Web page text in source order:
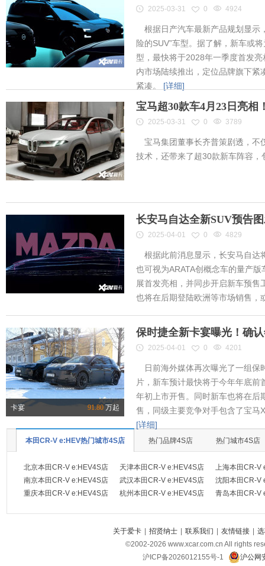
2025-03-31 0 4924
根据日产汽车最新产品规划显示
险的SUV”车型。据了解，新车或
型，最快将于2028年一季度首发
内市场陆续推出，定位品牌旗下紧
紧凑。 [详细]
宝马超30款车4月23日亮
2025-03-31 0 3789
宝马集团董事长齐普策剧透，不
技术，还带来了超30款新车阵容
长安马自达全新SUV预告
2025-04-01 0 4829
根据此前消息显示，长安马自达
也可视为ARATA创概念车的量产
展首发亮相，并同步开启新车预售
也将在后期登陆欧洲等市场销售，
卡宴 91.80万起
保时捷全新卡宴曝光！确
2025-04-01 0 4201
日前海外媒体再次曝光了一组保
片，新车预计最快将于今年年底
年初上市开售。同时新车也将在后
售，同级主要竞争对手包含了宝马
[详细]
本田CR-V e:HEV热门城市4S店 热门品牌4S店 热门城市4S店
北京本田CR-V e:HEV4S店 天津本田CR-V e:HEV4S店
上海本田CR-V
南京本田CR-V e:HEV4S店
武汉本田CR-V e:HEV4S店
沈阳本田CR-V
重庆本田CR-V e:HEV4S店
杭州本田CR-V e:HEV4S店 青岛本田CR-V
关于爱卡 | 招贤纳士 | 联系我们 | 友情链接 |
©2002-2026 www.xcar.com.cn All rights
沪ICP备2026012155号-1
沪公网